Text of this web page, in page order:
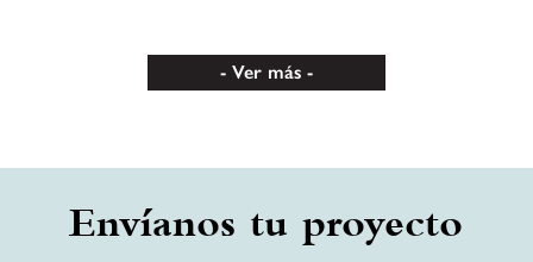
Ver más
Envíanos tu proyecto